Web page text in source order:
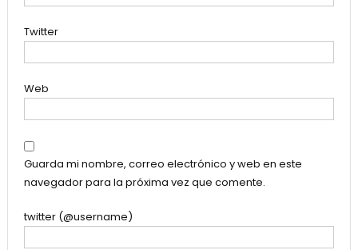
Twitter
Web
Guarda mi nombre, correo electrónico y web en este
navegador para la próxima vez que comente.
twitter (@username)